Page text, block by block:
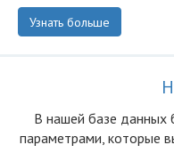
Узнать больше
В нашей базе данных
параметрами, которые